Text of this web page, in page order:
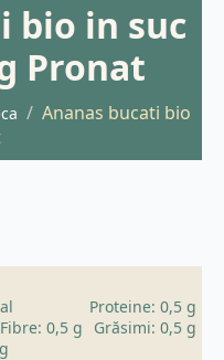
bio in suc
Pronat
Ananas bucati bio
Proteine: 0,5 g
Fibre: 0,5 g
Grăsimi: 0,5 g